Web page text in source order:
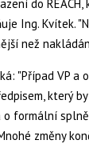
do
Ing. Kvítek.
než
"Případ VP a
který
o formální
změny